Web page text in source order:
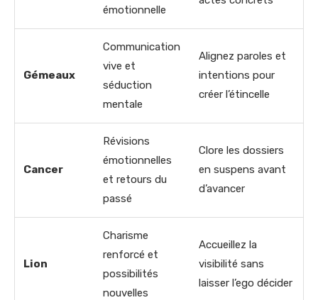
émotionnelle
Gémeaux
Communication
vive et
séduction
mentale
Alignez paroles et
intentions pour
créer l’étincelle
Cancer
Révisions
émotionnelles
et retours du
passé
Clore les dossiers
en suspens avant
d’avancer
Lion
Charisme
renforcé et
possibilités
nouvelles
Accueillez la
visibilité sans
laisser l’ego décider